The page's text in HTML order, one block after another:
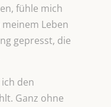
fühle mich
Leben
gepresst, die
den
Ganz ohne